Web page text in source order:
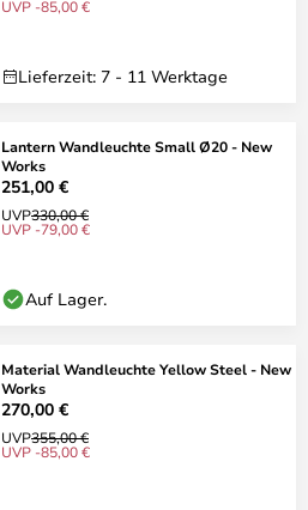
UVP -85,00 €
Lieferzeit: 7 - 11 Werktage
Lantern Wandleuchte Small Ø20 - New
Works
251,00 €
UVP330,00 €
UVP -79,00 €
Auf Lager.
Material Wandleuchte Yellow Steel - New
Works
270,00 €
UVP355,00 €
UVP -85,00 €